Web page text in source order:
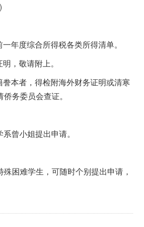
)
年度综合所得税各类所得清单。
，敬请附上。
本者，得检附海外财务证明或清寒
务委员会查证。
曾小姐提出申请。
困难学生，可随时个别提出申请，